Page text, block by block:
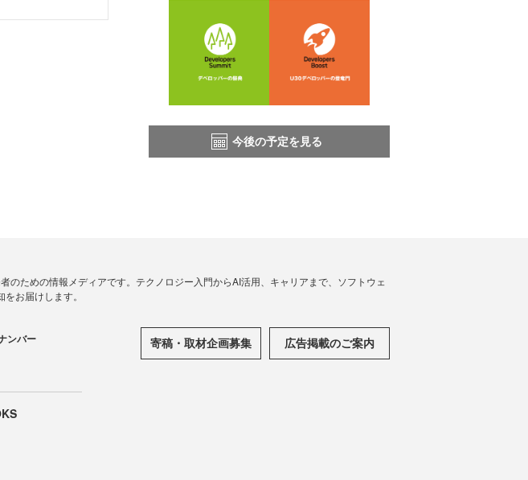
今後の予定を見る
のための情報メディアです。テクノロジー入門からAI活用、キャリアまで、ソフトウェ
お届けします。
ンバー 寄稿・取材企画募集 広告掲載のご案内